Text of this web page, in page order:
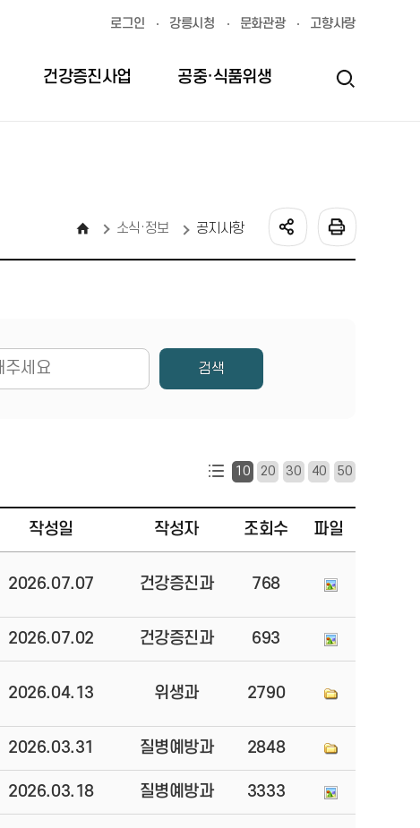
로그인 강릉시청 문화관광 고향사랑
건강증진사업 공중·식품위생
소식·정보 공지사항
10 20 30 40 50
작성일 작성자 조회수 파일
2026.07.07 건강증진과 768
2026.07.02 건강증진과 693
2026.04.13 위생과 2790
2026.03.31 질병예방과 2848
2026.03.18 질병예방과 3333